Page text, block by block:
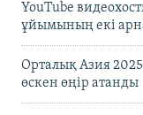
YouTube
ұйымының екі
Орталық Азия
өскен өңір атанды